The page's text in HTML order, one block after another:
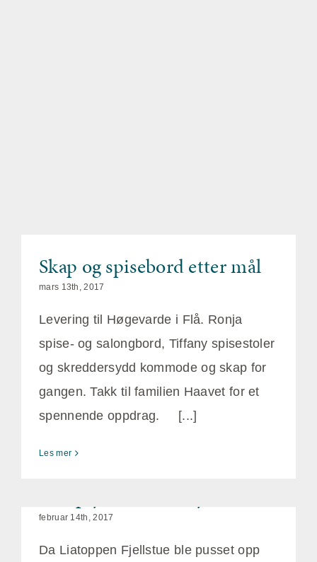
Skap og spisebord etter mål
mars 13th, 2017
Levering til Høgevarde i Flå. Ronja
spise- og salongbord, Tiffany spisestoler
og skreddersydd kommode og skap for
gangen. Takk til familien Haavet for et
spennende oppdrag. [...]
Les mer
februar 14th, 2017
Da Liatoppen Fjellstue ble pusset opp